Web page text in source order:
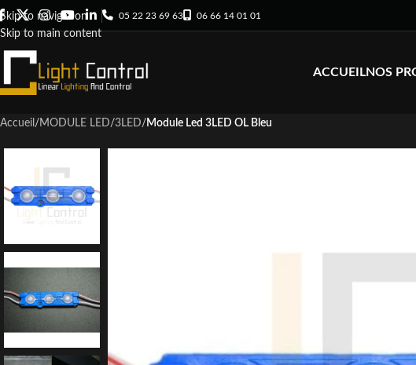
Skip to navigation
Skip to main content
05 22 23 69 63 06 66 14 01 01
ACCUEILNOS
Accueil / MODULE LED/3LED/ Module Led 3LED OL Bleu